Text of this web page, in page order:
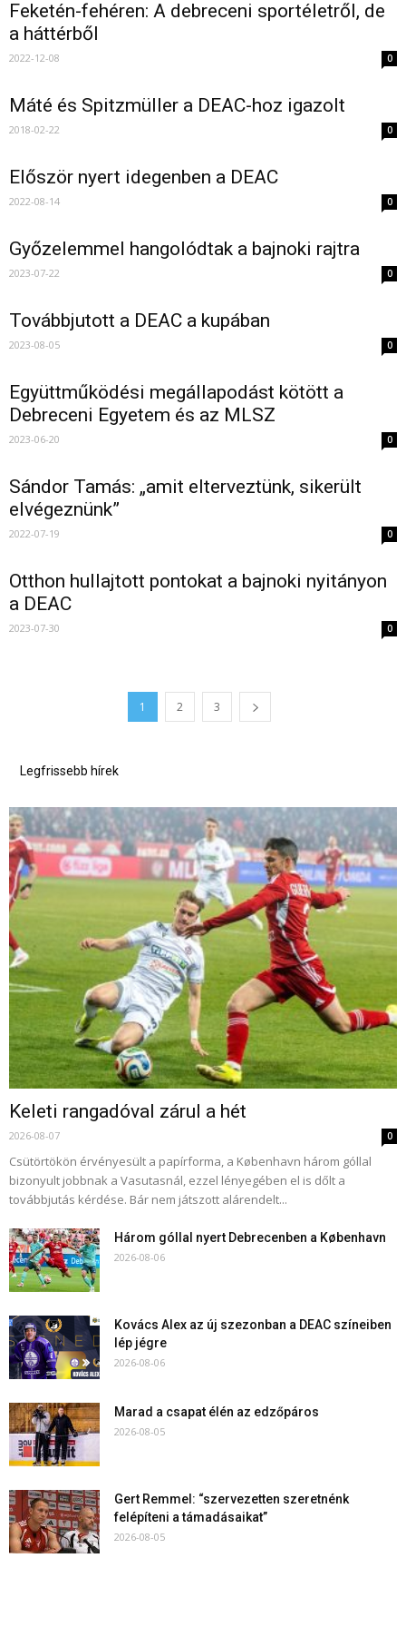
Feketén-fehéren: A debreceni sportéletről, de
a háttérből
2022-12-08 0
Máté és Spitzmüller a DEAC-hoz igazolt
2018-02-22 0
Először nyert idegenben a DEAC
2022-08-14 0
Győzelemmel hangolódtak a bajnoki rajtra
2023-07-22 0
Továbbjutott a DEAC a kupában
2023-08-05 0
Együttműködési megállapodást kötött a
Debreceni Egyetem és az MLSZ
2023-06-20 0
Sándor Tamás: „amit elterveztünk, sikerült
elvégeznünk”
2022-07-19 0
Otthon hullajtott pontokat a bajnoki nyitányon
a DEAC
2023-07-30 0
1 2 3
Legfrissebb hírek
Keleti rangadóval zárul a hét
2026-08-07 0
Csütörtökön érvényesült a papírforma, a København három góllal
bizonyult jobbnak a Vasutasnál, ezzel lényegében el is dőlt a
továbbjutás kérdése. Bár nem játszott alárendelt...
Három góllal nyert Debrecenben a København
2026-08-06
Kovács Alex az új szezonban a DEAC színeiben
lép jégre
2026-08-06
Marad a csapat élén az edzőpáros
2026-08-05
Gert Remmel: “szervezetten szeretnénk
felépíteni a támadásaikat”
2026-08-05